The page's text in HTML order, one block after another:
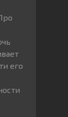
его